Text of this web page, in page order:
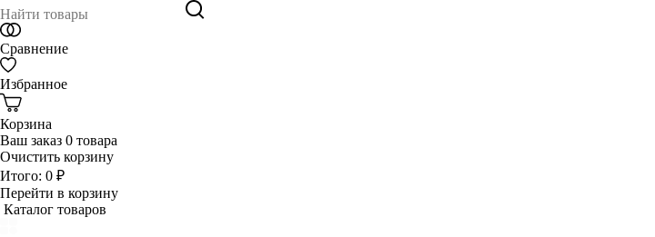
Сравнение
Избранное
Корзина
Ваш заказ 0 товара
Очистить корзину
Итого: 0 ₽
Перейти в корзину
Каталог товаров